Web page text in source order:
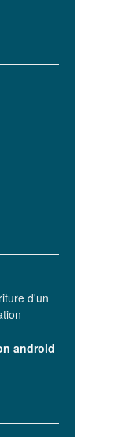
d'un
android